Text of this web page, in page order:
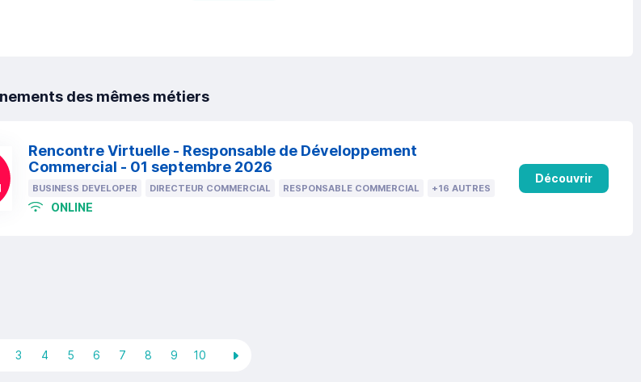
des mêmes métiers
Rencontre Virtuelle - Responsable de Développement
Commercial - 01 septembre 2026
BUSINESS DEVELOPER DIRECTEUR COMMERCIAL RESPONSABLE COMMERCIAL +16 AUTRES
ONLINE
Découvrir
3 4 5 6 7 8 9 10